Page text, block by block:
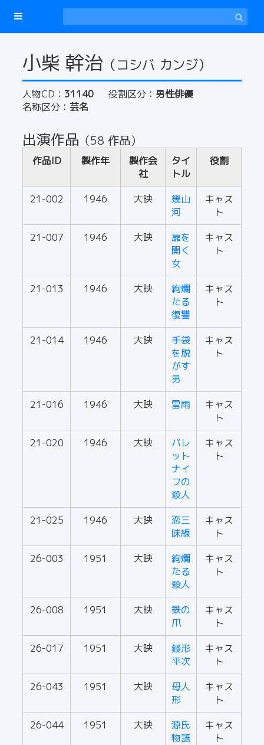
小柴 幹治 （コシバ カンジ）
人物CD： 31140 役割区分： 男性俳優
名称区分： 芸名
出演作品 （58 作品）
作品ID 製作年
製作会
社
タイ
トル
役割
21-002 1946 大映
幾山
河
キャス
ト
21-007
1946 大映
扉を
開く
女
キャス
ト
21-013 1946 大映
絢爛
たる
復讐
キャス
ト
21-014 1946 大映
手袋
を脱
がす
男
キャス
ト
21-016 1946 大映 雷雨
キャス
ト
21-020
1946 大映
パレ
ット
ナイ
フの
殺人
キャス
ト
21-025 1946 大映
恋三
味線
キャス
ト
26-003
1951 大映
絢爛
たる
殺人
キャス
ト
26-008 1951 大映
鉄の
爪
キャス
ト
26-017
1951 大映
錢形
平次
キャス
ト
26-043
1951 大映
母人
形
キャス
ト
26-044
1951 大映
源氏
物語
キャス
ト